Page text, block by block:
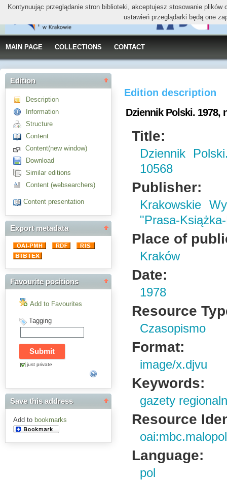
MAIN PAGE COLLECTIONS CONTACT
Edition
Description
Information
Structure
Content
Content(new window)
Download
Similar editions
Content (websearchers)
Content presentation
Export metadata
Favourite positions
Add to Favourites
Tagging
just private
Save this address
Add to bookmarks
Edition description
Dziennik Polski. 1978,
Title:
Dziennik
10568
Publisher:
Krakowskie
"Prasa-
Place of
Kraków
Date:
1978
Resource
Czasopismo
Format:
image/x.djvu
Keywords:
gazety
Resource
Language:
pol
Kontynuując przeglądanie stron biblioteki, akceptujesz stosowanie
ustawień przeglądarki będą one